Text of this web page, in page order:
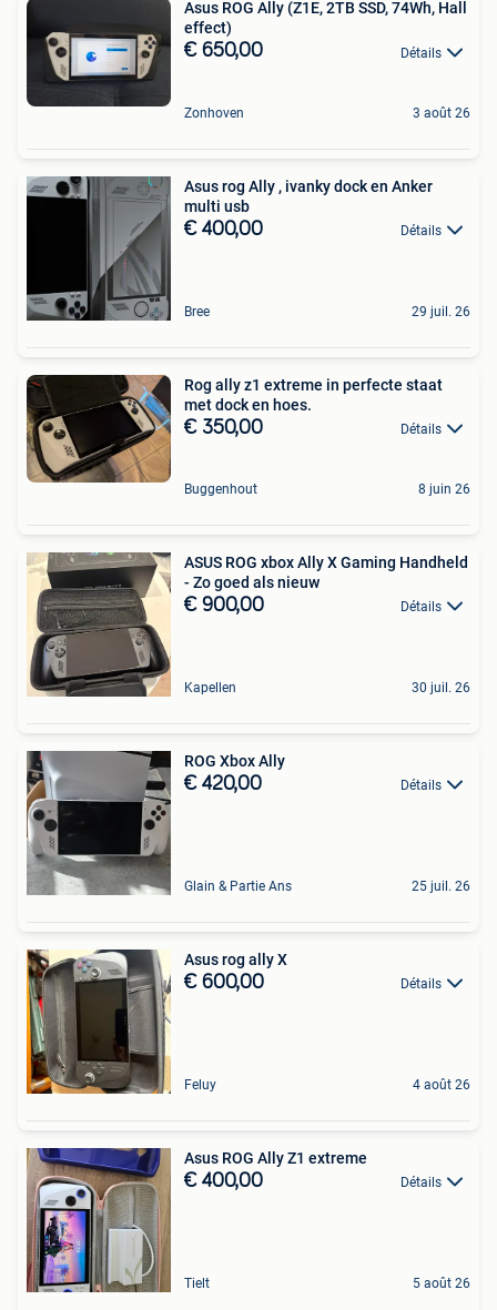
Asus ROG Ally (Z1E, 2TB SSD, 74Wh, Hall
effect)
€ 650,00 Détails
Zonhoven 3 août 26
Asus rog Ally , ivanky dock en Anker
multi usb
€ 400,00 Détails
Bree 29 juil. 26
Rog ally z1 extreme in perfecte staat
met dock en hoes.
€ 350,00 Détails
Buggenhout 8 juin 26
ASUS ROG xbox Ally X Gaming Handheld
- Zo goed als nieuw
€ 900,00 Détails
Kapellen 30 juil. 26
ROG Xbox Ally
€ 420,00 Détails
Glain & Partie Ans 25 juil. 26
Asus rog ally X
€ 600,00 Détails
Feluy 4 août 26
Asus ROG Ally Z1 extreme
€ 400,00 Détails
Tielt 5 août 26